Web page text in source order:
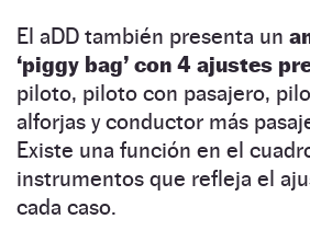
El aDD también presenta un
‘piggy bag’ con 4 ajustes
piloto, piloto con pasajero,
alforjas y conductor más
Existe una función en el
instrumentos que refleja el
cada caso.